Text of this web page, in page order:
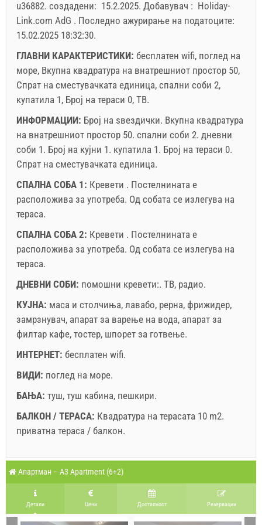
Прикажаната цена е за единица за дефиниран број на
луѓе.
Понуди:
Holiday-Link плаќа: 24.9.2025 - 31.12.2026 / - 10 %
Задолжителнo:Пријава на гостите (01.07. - 31.08): 10
30.06. / 01.09. - 31.12.): 5 EUR (once - по_person)
Условите и условите на добавувачот
повеќе прашања, ве молиме пополнете ги и кликнете
на "Испрати пребарување".
Испрати барање
u36882. создадени: 15.2.2025. Добавувач : Holiday-
Link.com AdG . Последно ажурирање на податоците:
15.02.2025 18:32:30.
ГЛАВНИ КАРАКТЕРИСТИКИ: бесплатен wifi, поглед на
море, Вкупна квадратура на внатрешниот простор 50,
Спрат на сместувачката единица, спални соби 2,
купатила 1, Број на тераси 0, ТВ.
ИНФОРМАЦИИ: Број на ѕвездички. Вкупна квадратура
на внатрешниот простор 50. спални соби 2. дневни
соби 1. Број на кујни 1. купатила 1. Број на тераси 0.
Спрат на сместувачката единица.
СПАЛНА СОБА 1: Кревети . Постелнината е
расположива за употреба. Од собата се излегува на
тераса.
СПАЛНА СОБА 2: Кревети . Постелнината е
расположива за употреба. Од собата се излегува на
тераса.
ДНЕВНИ СОБИ: помошни кревети:. ТВ, радио.
КУЈНА: маса и столчиња, лавабо, рерна, фрижидер,
замрзнувач, апарат за варење на вода, апарат за
филтар кафе, тостер, шпорет за готвење.
ИНТЕРНЕТ: бесплатен wifi.
ВИДИ: поглед на море.
БАЊА: туш, туш кабина, пешкири.
БАЛКОН / ТЕРАСА: Квадратура на терасата 10 m2.
приватна тераса / балкон.
A2 Apartment (4+1) : Prices 2026 EUR
Бр. на лица
14.8.2026
15.8.2026
21.8.2026
22.8.2026
28.8.2026
Легенда: термините со црвена позадина се резервирани
2026
ПО ВТ СР ЧЕ ПЕ СА НЕ
Полињата означени со ѕвездичка (*) се
задолжителни!
Апартман – A3 Apartment (6+2)
Детали Цени Достапност Pезервации